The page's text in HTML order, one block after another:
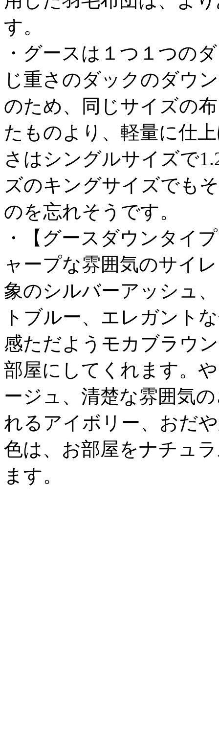
す。
・グースは１つ１つの
じ重さのダックのダウ
のため、同じサイズの
たものより、軽量に仕
さはシングルサイズで
ズのキングサイズでも
のを忘れそうです。
・【グースダウンタイ
ャープな雰囲気のサイ
象のシルバーアッシュ
トブルー、エレガント
感ただようモカブラウ
部屋にしてくれます。
ージュ、清楚な雰囲気
れるアイボリー、おだ
色は、お部屋をナチュ
ます。